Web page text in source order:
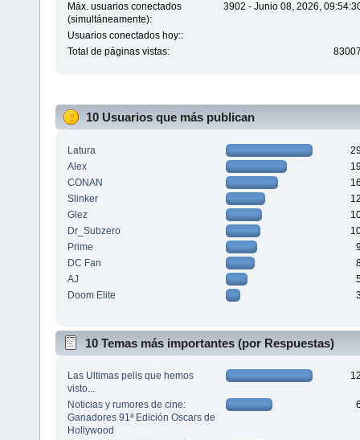
Máx. usuarios conectados
(simultáneamente):
3902 - Junio 08, 2026,
Usuarios conectados hoy::
Total de páginas vistas:
10 Usuarios que más publican
Latura
Alex
CONAN
Slinker
Glez
Dr_Subzero
Prime
DC Fan
AJ
Doom Elite
10 Temas más importantes (por Respuestas)
Las Ultimas pelis que hemos
visto...
Noticias y rumores de cine:
Ganadores 91ª Edición Oscars de
Hollywood